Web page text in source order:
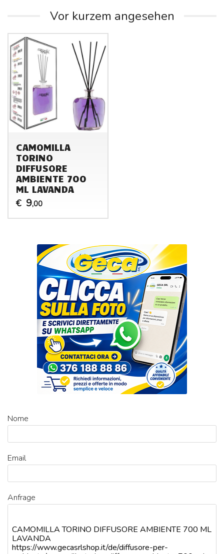
Vor kurzem angesehen
CAMOMILLA
TORINO
DIFFUSORE
AMBIENTE 700
ML LAVANDA
€ 9,00
Nome
Email
Anfrage